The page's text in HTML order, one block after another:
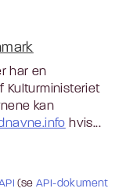
har en
Kulturministeriet
kan
hvis...
(seAPI-dokument